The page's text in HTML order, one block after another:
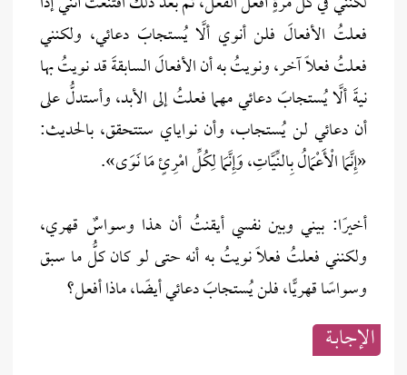
فعلتُ الأفعالَ فلن أنوي ألَّا يُستجابَ دعائي، ولكنني
فعلتُ فعلًا آخر، ونويتُ به أن الأفعالَ السابقةَ قد نويتُ بها
نيةَ ألَّا يُستجابَ دعائي مهما فعلتُ إلى الأبد، وأستدلُّ على
أن دعائي لن يُستجاب، وأن نواياي ستتحقق، بالحديث:
«إِنَّمَا الْأَعْمَالُ بِالنِّيَّاتِ، وَإِنَّمَا لِكُلِّ امْرِئٍ مَا نَوَى».
أخيرًا: بيني وبين نفسي أيقنتُ أن هذا وسواسٌ قهري،
ولكنني فعلتُ فعلًا نويتُ به أنه حتى لو كان كلُّ ما سبق
وسواسًا قهريًّا، فلن يُستجابَ دعائي أيضًا، ماذا أفعل؟
الإجابــة